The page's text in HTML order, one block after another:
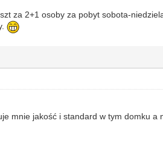
za 2+1 osoby za pobyt sobota-
mnie jakość i standard w tym domku a